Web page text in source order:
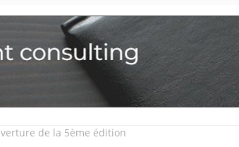
de la 5ème édition